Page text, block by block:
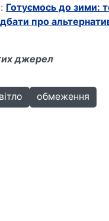
Готуємось до зими:
про
джерел
обмеження